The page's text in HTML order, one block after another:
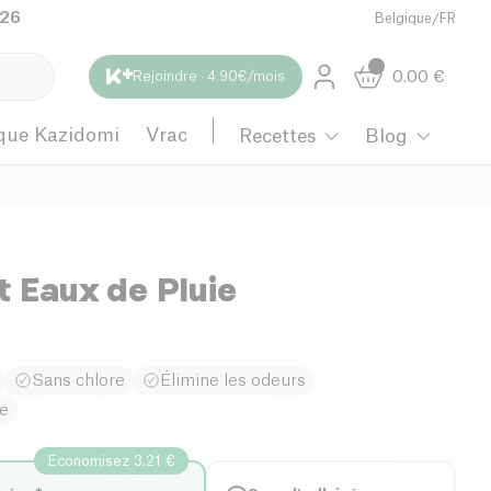
Belgique /FR
Rejoindre · 4.90€/mois 0.00 €
Kazidomi Vrac Recettes Blog
Eaux de Pluie
Sans chlore
Élimine les odeurs
Economisez 3.21 €